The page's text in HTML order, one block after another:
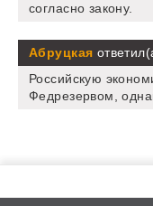
согласно закону.
Абруцкая
Российскую
Федрезервом,